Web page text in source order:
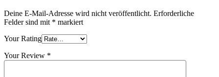
Deine E-Mail-Adresse wird nicht veröffentlicht. Erforderliche
Felder sind mit * markiert
Your Rating
Your Review *